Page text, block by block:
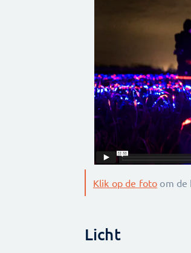
Klik op de foto om de
Licht